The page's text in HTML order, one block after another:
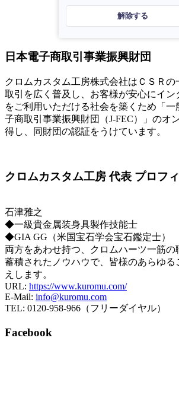
解除する
日本電子商取引事業振興財団
クロムカスタム工房株式会社はＣＳＲ
取引を広く普及し、お客様が安心にイン
をご利用いただける社会を築くため「
子商取引事業振興財団（J-FEC）」のオ
得し、同財団の認証をうけています。
クロムカスタム工房 代表 プロフ
石津雅之
◆一級貴金属装身具製作技能士
◆GIA GG（米国宝石学会宝石鑑定士）
両方をあわせ持つ、クロムハーツ一筋の
蓄積されたノウハウで、皆様のあらゆる
えします。
URL: https://www.kuromu.com/
E-Mail: info@kuromu.com
TEL: 0120-958-966（フリーダイヤル）
Facebook